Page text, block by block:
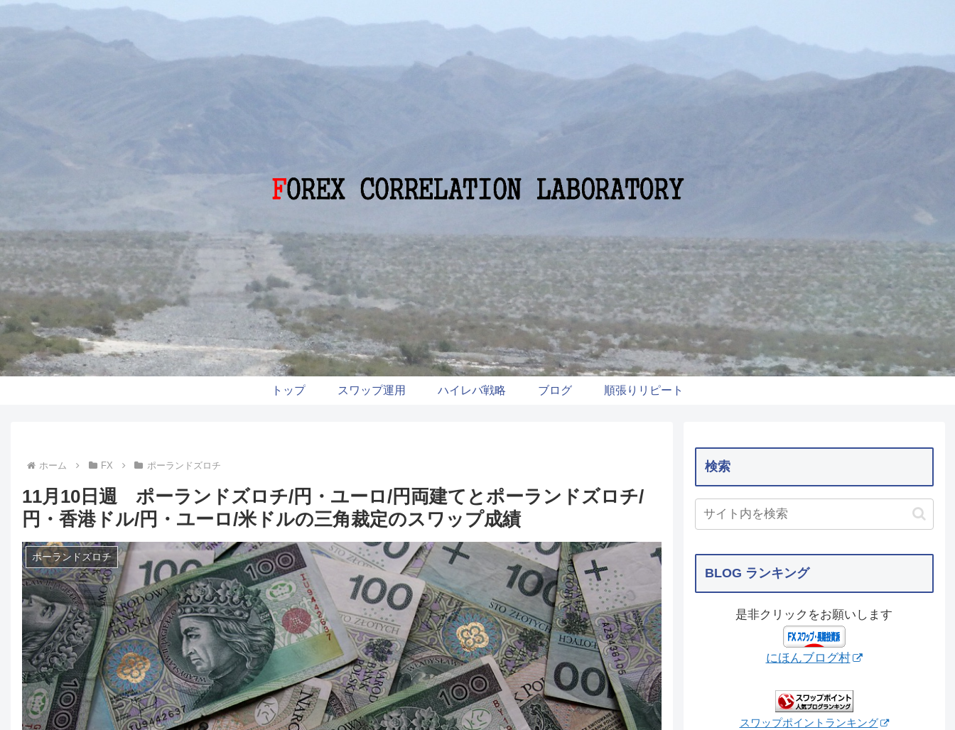
トップ スワップ運用 ハイレバ戦略 ブログ 順張りリピート
ホーム FX ポーランドズロチ
11月10日週 ポーランドズロチ/円・ユーロ/円両建てとポーランドズロチ/
円・香港ドル/円・ユーロ/米ドルの三角裁定のスワップ成績
ポーランドズロチ
検索
BLOG ランキング
是非クリックをお願いします
にほんブログ村
スワップポイントランキング